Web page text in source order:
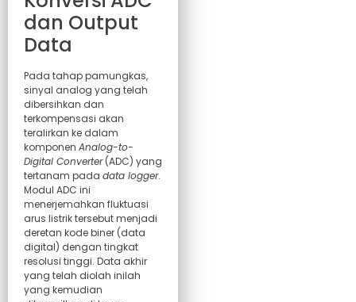
dan Output
Data
Pada tahap pamungkas,
sinyal analog yang telah
dibersihkan dan
terkompensasi akan
teralirkan ke dalam
komponen Analog-to-
Digital Converter(ADC) yang
tertanam pada data logger.
Modul ADC ini
menerjemahkan fluktuasi
arus listrik tersebut menjadi
deretan kode biner (data
digital) dengan tingkat
resolusi tinggi. Data akhir
yang telah diolah inilah
yang kemudian